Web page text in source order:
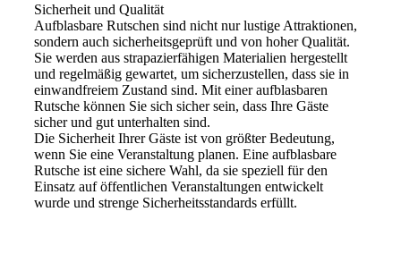
Sicherheit und Qualität
Aufblasbare Rutschen sind nicht nur lustige Attraktionen,
sondern auch sicherheitsgeprüft und von hoher Qualität.
Sie werden aus strapazierfähigen Materialien hergestellt
und regelmäßig gewartet, um sicherzustellen, dass sie in
einwandfreiem Zustand sind. Mit einer aufblasbaren
Rutsche können Sie sich sicher sein, dass Ihre Gäste
sicher und gut unterhalten sind.
Die Sicherheit Ihrer Gäste ist von größter Bedeutung,
wenn Sie eine Veranstaltung planen. Eine aufblasbare
Rutsche ist eine sichere Wahl, da sie speziell für den
Einsatz auf öffentlichen Veranstaltungen entwickelt
wurde und strenge Sicherheitsstandards erfüllt.